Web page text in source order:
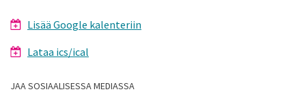
Lisää Google kalenteriin
Lataa ics/ical
JAA SOSIAALISESSA MEDIASSA